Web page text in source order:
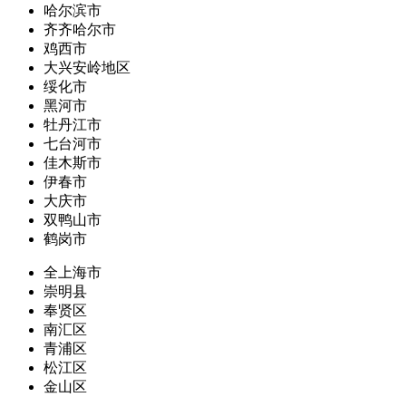
哈尔滨市
齐齐哈尔市
鸡西市
大兴安岭地区
绥化市
黑河市
牡丹江市
七台河市
佳木斯市
伊春市
大庆市
双鸭山市
鹤岗市
全上海市
崇明县
奉贤区
南汇区
青浦区
松江区
金山区